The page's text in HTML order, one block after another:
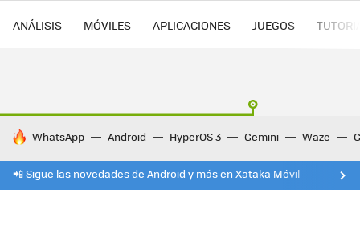
ANÁLISIS MÓVILES APLICACIONES JUEGOS
HOY SE HABLA DE
WhatsApp Android HyperOS 3 Gemini Waze
📲 Sigue las novedades de Android y más en Xataka Móvil